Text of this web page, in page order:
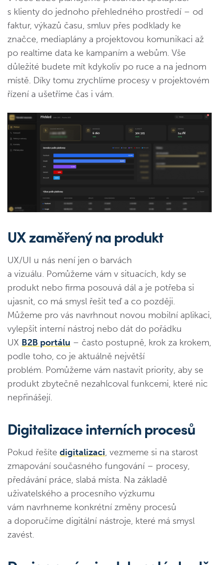
s klienty do jednoho přehledného prostředí – od
faktur, výkazů času, smluv přes podklady ke
značce, mediaplány a projektovou komunikaci až
po realtime data ke kampaním a webům. Vše
důležité budete mít kdykoliv po ruce a na jednom
místě. Díky tomu zrychlíme procesy v projektovém
řízení a ušetříme čas i vám.
UX zaměřený na produkt
UX/UI u nás není jen o barvách
a vizuálu. Pomůžeme vám v situacích, kdy se
produkt nebo firma posouvá dál a je potřeba si
ujasnit, co má smysl řešit teď a co později.
Můžeme pro vás navrhnout novou mobilní aplikaci,
vylepšit interní nástroj nebo dát do pořádku
UX B2B portálu – často postupně, krok za krokem,
podle toho, co je aktuálně největší
problém. Pomůžeme vám nastavit priority, aby se
produkt zbytečně nezahlcoval funkcemi, které nic
nepřinášejí.
Digitalizace interních procesů
Pokud řešíte digitalizaci, vezmeme si na starost
zmapování současného fungování – procesy,
předávání práce, slabá místa. Na základě
uživatelského a procesního výzkumu
vám navrhneme konkrétní změny procesů
a doporučíme digitální nástroje, které má smysl
zavést.